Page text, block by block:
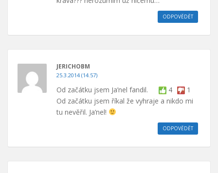
ODPOVĚDĚT
JERICHOBM
25.3.2014 (14.57)
4 1
Od začátku jsem Ja’nel fandil.
Od začátku jsem říkal že vyhraje a nikdo mi
tu nevěřil. Ja’nel!
ODPOVĚDĚT